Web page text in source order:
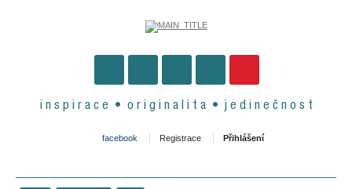
i n s p i r a c e • o r i g i n a l i t a • j e d i n e č n o s t
facebook Registrace Přihlášení